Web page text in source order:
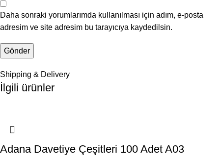
Daha sonraki yorumlarımda kullanılması için adım, e-posta
adresim ve site adresim bu tarayıcıya kaydedilsin.
Shipping & Delivery
İlgili ürünler
Adana Davetiye Çeşitleri 100 Adet A03